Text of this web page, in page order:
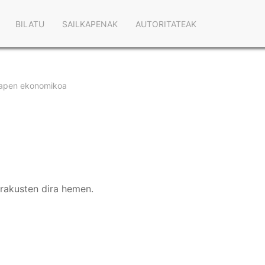
BILATU SAILKAPENAK AUTORITATEAK
ekonomikoa
dira hemen.